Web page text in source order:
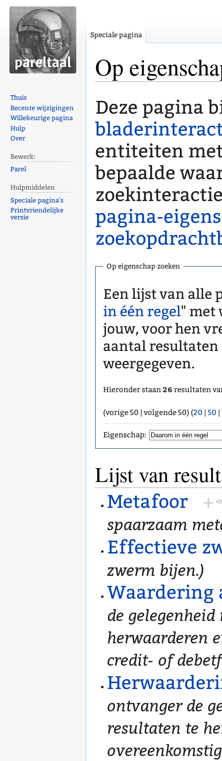
Op
navigatie
springen
zoeken
springen
Deze pagina
entiteiten
bepaalde
pagina-
Op eigenschap zoeken
Een lijst van alle
in één regel" met
jouw, voor hen
aantal resultaten
weergegeven.
Hieronder staan 26 resultaten
(vorige 50 | volgende 50) (20 | 50 |
Eigenschap:
Lijst van
Metafoor +
spaarzaam
Effectieve
zwerm bijen.)
Waardering
de
herwaarderen
credit- of
ontvanger de
resultaten te
Speciale pagina
Thuis
Recente wijzigingen
Willekeurige pagina
Hulp
Over
Bewerk:
Parel
Hulpmiddelen
Speciale pagina's
Printvriendelijke
versie